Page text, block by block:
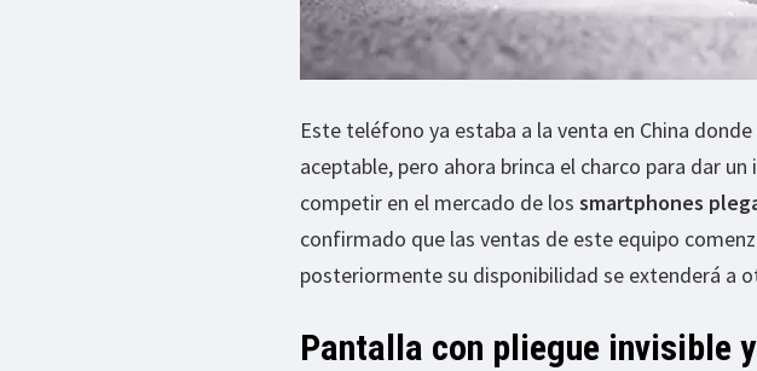
Este teléfono ya estaba a la venta en China
aceptable, pero ahora brinca el charco para dar
competir en el mercado de los smartphones
confirmado que las ventas de este equipo
posteriormente su disponibilidad se extenderá a
Pantalla con pliegue invisible